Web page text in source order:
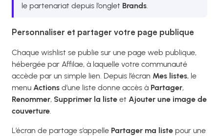
le partenariat depuis l’onglet Brands
Personnaliser et partager votre page publique
Chaque wishlist se publie sur une page web publique,
hébergée par Affilae, à laquelle votre communauté
accède par un simple lien. Depuis l’écran Mes listes, le
menu Actions d’une liste donne accès à Partager,
Renommer, Supprimer la liste et Ajouter une image de
couverture.
L’écran de partage s’appelle Partager ma liste pour une